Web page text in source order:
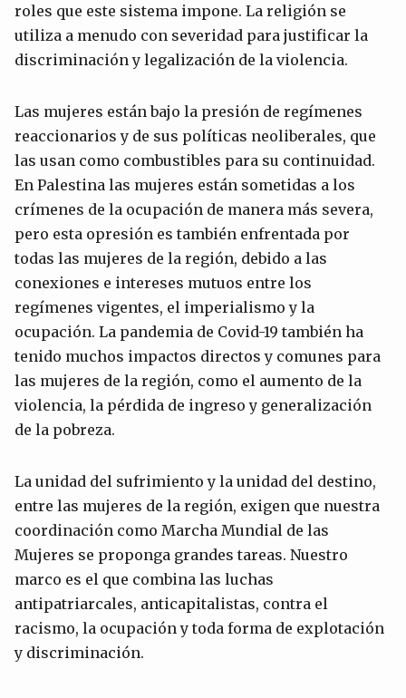
roles que este sistema impone. La religión se
utiliza a menudo con severidad para justificar la
discriminación y legalización de la violencia.
Las mujeres están bajo la presión de regímenes
reaccionarios y de sus políticas neoliberales, que
las usan como combustibles para su continuidad.
En Palestina las mujeres están sometidas a los
crímenes de la ocupación de manera más severa,
pero esta opresión es también enfrentada por
todas las mujeres de la región, debido a las
conexiones e intereses mutuos entre los
regímenes vigentes, el imperialismo y la
ocupación. La pandemia de Covid-19 también ha
tenido muchos impactos directos y comunes para
las mujeres de la región, como el aumento de la
violencia, la pérdida de ingreso y generalización
de la pobreza.
La unidad del sufrimiento y la unidad del destino,
entre las mujeres de la región, exigen que nuestra
coordinación como Marcha Mundial de las
Mujeres se proponga grandes tareas. Nuestro
marco es el que combina las luchas
antipatriarcales, anticapitalistas, contra el
racismo, la ocupación y toda forma de explotación
y discriminación.